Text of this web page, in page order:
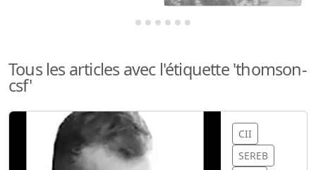
Tous les articles avec l'étiquette 'thomson-
csf'
CII
SEREB